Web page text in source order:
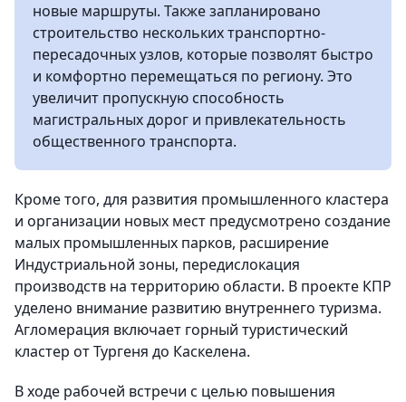
новые маршруты. Также запланировано
строительство нескольких транспортно-
пересадочных узлов, которые позволят быстро
и комфортно перемещаться по региону. Это
увеличит пропускную способность
магистральных дорог и привлекательность
общественного транспорта.
Кроме того, для развития промышленного кластера
и организации новых мест предусмотрено создание
малых промышленных парков, расширение
Индустриальной зоны, передислокация
производств на территорию области. В проекте КПР
уделено внимание развитию внутреннего туризма.
Агломерация включает горный туристический
кластер от Тургеня до Каскелена.
В ходе рабочей встречи с целью повышения